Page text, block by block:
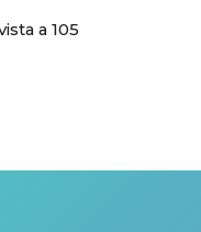
a 105